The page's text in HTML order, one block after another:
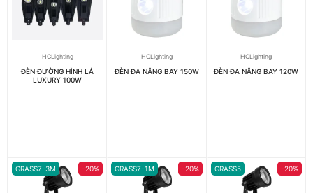
HCLighting
ĐÈN ĐƯỜNG HÌNH LÁ
LUXURY 100W
HCLighting
ĐÈN ĐA NĂNG BAY 150W
HCLighting
ĐÈN ĐA NĂNG BAY 120W
-20%
GRASS7-3M -20%
GRASS7-1M -20%
GRASS5